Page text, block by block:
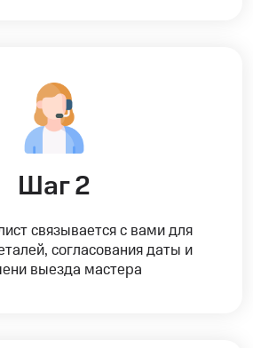
Шаг 2
связывается с вами для
согласования даты и
выезда мастера